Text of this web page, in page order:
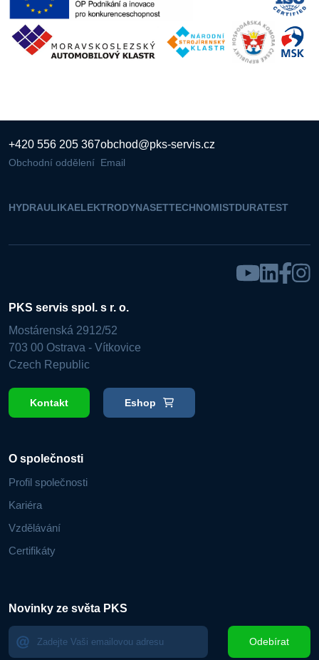
+420 556 205 367
Obchodní oddělení
obchod@pks-servis.cz
Email
HYDRAULIKAELEKTRODYNASETTECHNOMISTDURATEST
PKS servis spol. s r. o.
Mostárenská 2912/52
703 00 Ostrava - Vítkovice
Czech Republic
Kontakt Eshop
O společnosti
Profil společnosti
Kariéra
Vzdělávání
Certifikáty
Novinky ze světa PKS
Odebírat